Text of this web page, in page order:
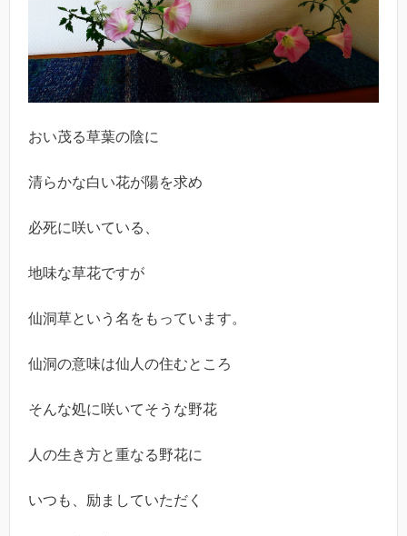
おい茂る草葉の陰に
清らかな白い花が陽を求め
必死に咲いている、
地味な草花ですが
仙洞草という名をもっています。
仙洞の意味は仙人の住むところ
そんな処に咲いてそうな野花
人の生き方と重なる野花に
いつも、励ましていただく